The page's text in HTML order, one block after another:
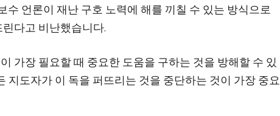
언론이 재난 구호 노력에 해를 끼칠 수 있는 방식으로
다고 비난했습니다.
가장 필요할 때 중요한 도움을 구하는 것을 방해할 수 있
지도자가 이 독을 퍼뜨리는 것을 중단하는 것이 가장 중요